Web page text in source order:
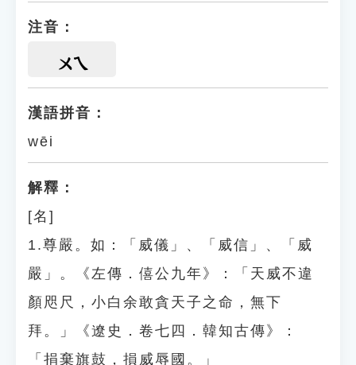
注音：
ㄨㄟ
漢語拼音：
wēi
解釋：
[名]
1.尊嚴。如：「威儀」、「威信」、「威
嚴」。《左傳．僖公九年》：「天威不違
顏咫尺，小白余敢貪天子之命，無下
拜。」《遼史．卷七四．韓知古傳》：
「捐棄旗鼓，損威辱國。」